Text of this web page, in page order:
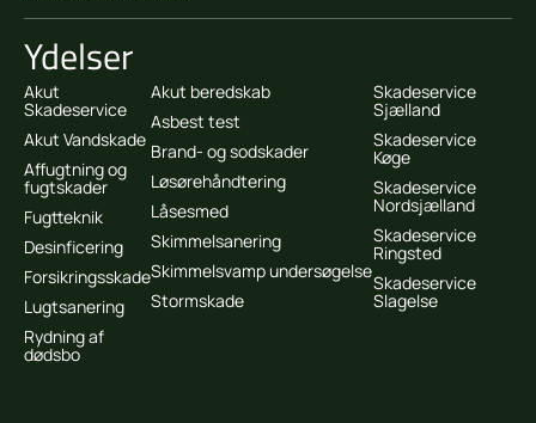
Ydelser
Akut
Skadeservice
Akut Vandskade
Affugtning og
fugtskader
Fugtteknik
Desinficering
Forsikringsskade
Lugtsanering
Rydning af
dødsbo
Akut beredskab
Asbest test
Brand- og sodskader
Løsørehåndtering
Låsesmed
Skimmelsanering
Skimmelsvamp undersøgelse
Stormskade
Skadeservice
Sjælland
Skadeservice
Køge
Skadeservice
Nordsjælland
Skadeservice
Ringsted
Skadeservice
Slagelse